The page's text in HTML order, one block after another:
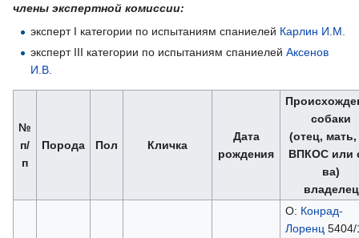
члены экспертной комиссии:
эксперт I категории по испытаниям спаниелей Карлин И.М.
эксперт III категории по испытаниям спаниелейАксенов
И.В.
№
п/
п
Порода Пол Кличка
Дата
рождения
собаки
(отец,
ВПКОС или
ва)
владелец
О: Конрад-
Лоренц 5404/